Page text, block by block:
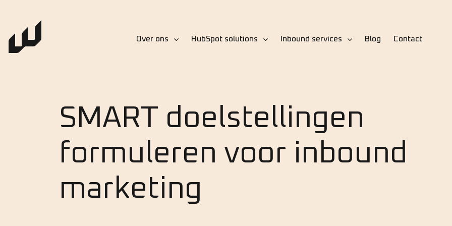
Over ons HubSpot solutions Inbound services Blog Contact
SMART doelstellingen
formuleren voor inbound
marketing